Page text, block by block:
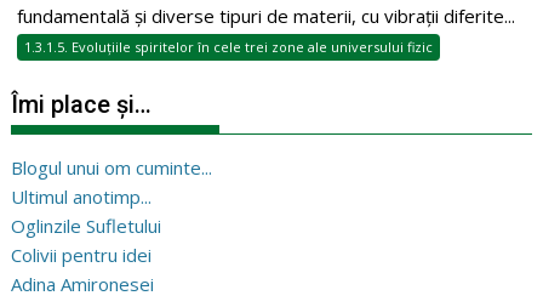
fundamentală și diverse tipuri de materii, cu vibrații diferite...
1.3.1.5. Evoluțiile spiritelor în cele trei zone ale universului fizic
Îmi place și…
Blogul unui om cuminte...
Ultimul anotimp...
Oglinzile Sufletului
Colivii pentru idei
Adina Amironesei